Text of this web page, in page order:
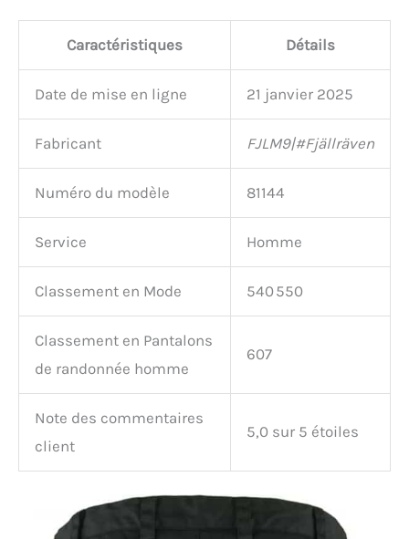
Caractéristiques Détails
Date de mise en ligne 21 janvier 2025
Fabricant FJLM9|#Fjällräven
Numéro du modèle 81144
Service Homme
Classement en Mode 540 550
Classement en Pantalons
de randonnée homme
607
Note des commentaires
client
5,0 sur 5 étoiles